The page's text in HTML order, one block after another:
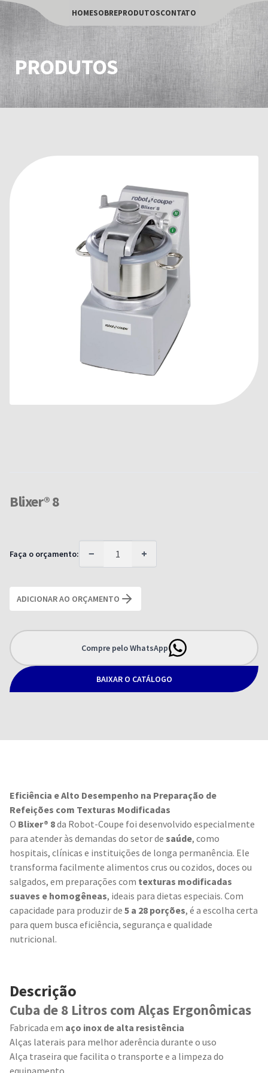
HOMESOBREPRODUTOSCONTATO
PRODUTOS
Blixer® 8
Faça o orçamento: − +
ADICIONAR AO ORÇAMENTO
Compre pelo WhatsApp
BAIXAR O CATÁLOGO
Eficiência e Alto Desempenho na Preparação de
Refeições com Texturas Modificadas
O Blixer® 8da Robot-Coupe foi desenvolvido especialmente
para atender às demandas do setor de saúde, como
hospitais, clínicas e instituições de longa permanência. Ele
transforma facilmente alimentos crus ou cozidos, doces ou
salgados, em preparações com texturas modificadas
suaves e homogêneas, ideais para dietas especiais. Com
capacidade para produzir de 5 a 28 porções, é a escolha certa
para quem busca eficiência, segurança e qualidade
nutricional.
Descrição
Cuba de 8 Litros com Alças Ergonômicas
Fabricada em aço inox de alta resistência
Alças laterais para melhor aderência durante o uso
Alça traseira que facilita o transporte e a limpeza do